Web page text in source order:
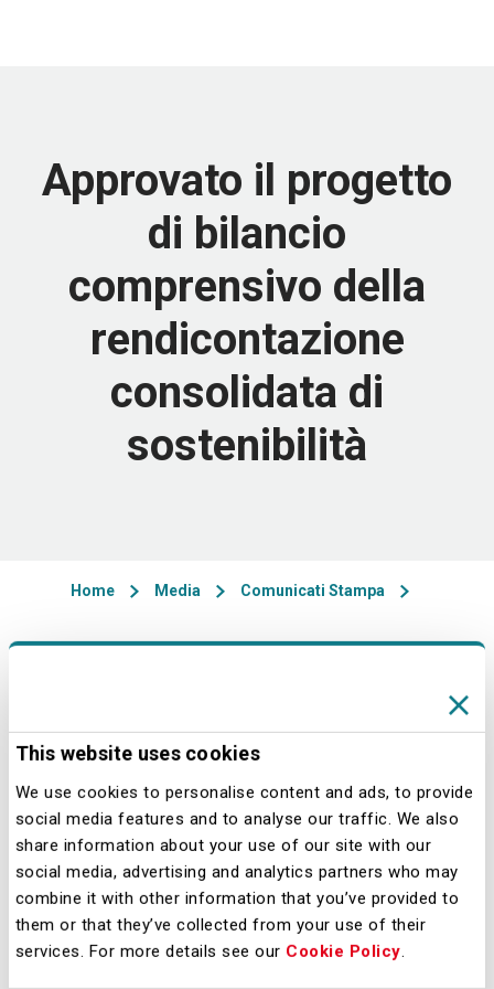
This website uses cookies
We use cookies to personalise content and ads, to provide
social media features and to analyse our traffic. We also
share information about your use of our site with our
social media, advertising and analytics partners who may
combine it with other information that you’ve provided to
them or that they’ve collected from your use of their
services. For more details see our Cookie Policy.
Approvato il progetto
di bilancio
comprensivo della
rendicontazione
consolidata di
sostenibilità
Home Media Comunicati Stampa
Milano, 25 marzo 2026- Il Consiglio di
Amministrazione di Società per
Azioni Esercizi Aeroportuali S.E.A.
(SEA), riunitosi in data 25 marzo 2026,
ha esaminato e approvato il progetto
di bilancio di SEA, i risultati
consolidati del Gruppo SEA e la